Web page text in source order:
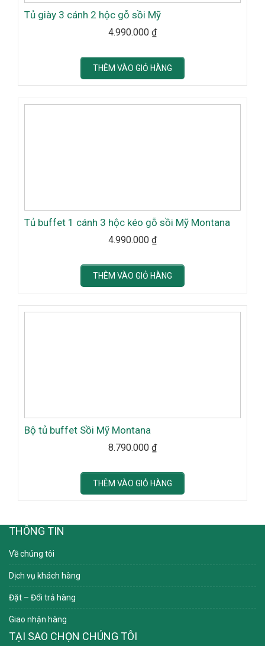
Tủ giày 3 cánh 2 hộc gỗ sồi Mỹ
4.990.000 ₫
THÊM VÀO GIỎ HÀNG
Tủ buffet 1 cánh 3 hộc kéo gỗ sồi Mỹ Montana
4.990.000 ₫
THÊM VÀO GIỎ HÀNG
Bộ tủ buffet Sồi Mỹ Montana
8.790.000 ₫
THÊM VÀO GIỎ HÀNG
THÔNG TIN
Về chúng tôi
Dịch vụ khách hàng
Đặt – Đổi trả hàng
Giao nhận hàng
TẠI SAO CHỌN CHÚNG TÔI